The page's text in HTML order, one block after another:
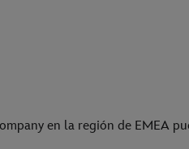
en la región de EMEA